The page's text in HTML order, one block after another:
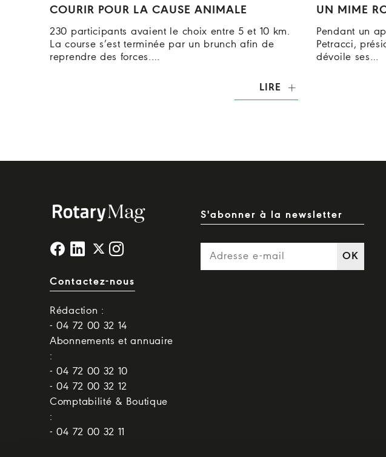
COURIR POUR LA CAUSE ANIMALE
230 participants avaient le choix entre 5 et 10 km.
La course s’est terminée par un brunch afin de
reprendre des forces.…
LIRE
UN MIME
Pendant un
Petracci,
dévoile ses…
Contactez-nous
Rédaction :
- 04 72 00 32 14
Abonnements et annuaire
:
- 04 72 00 32 10
- 04 72 00 32 12
Comptabilité & Boutique
:
- 04 72 00 32 11
S'abonner à la newsletter
OK